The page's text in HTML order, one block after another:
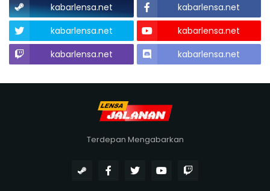
kabarlensa.net
kabarlensa.net
kabarlensa.net
kabarlensa.net
kabarlensa.net
kabarlensa.net
Terdepan Mengabarkan